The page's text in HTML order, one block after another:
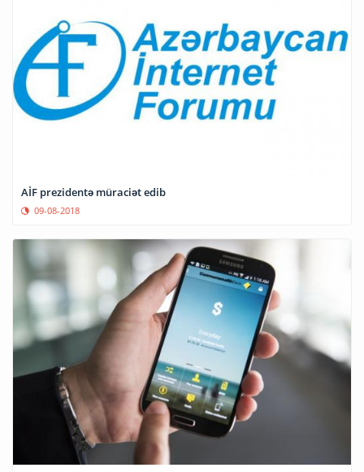
AİF prezidentə müraciət edib
09-08-2018